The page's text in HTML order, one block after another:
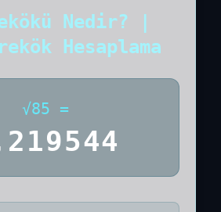
Nedir? |
Hesaplama
√85 =